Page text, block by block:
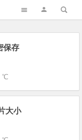
保存
℃
大小